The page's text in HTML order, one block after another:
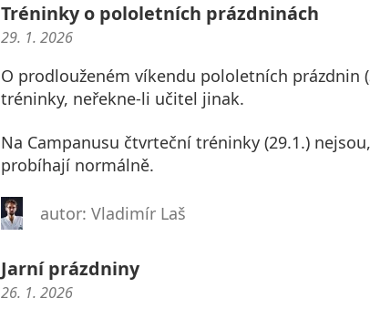
Tréninky o pololetních prázdninách
29. 1. 2026
O prodlouženém víkendu pololetních prázdnin
tréninky, neřekne-li učitel jinak.
Na Campanusu čtvrteční tréninky (29.1.)
probíhají normálně.
autor: Vladimír Laš
Jarní prázdniny
26. 1. 2026